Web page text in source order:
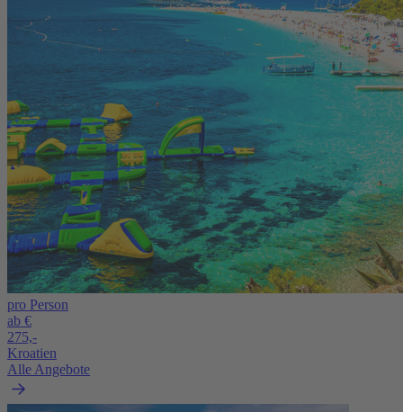
pro Person
ab €
275,-
Kroatien
Alle Angebote